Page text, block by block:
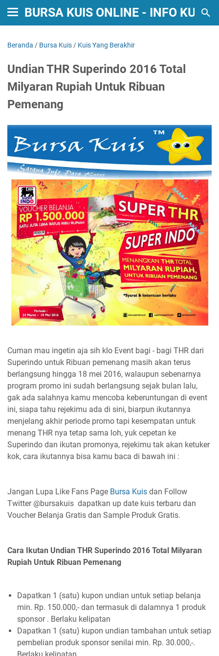
BURSA KUIS ONLINE - INFO KUIS
Beranda / Bursa Kuis / Kuis Yang Berakhir
Undian THR Superindo 2016 Total
Milyaran Rupiah Untuk Ribuan
Pemenang
Cuman mau ingetin aja sih klo Event bagi - bagi THR dari
Superindo untuk Ribuan pemenang masih akan terus
berlangsung hingga 18 mei 2016, walaupun sebenarnya
program promo ini sudah berlangsung sejak bulan lalu,
gak ada salahnya kamu mencoba keberuntungan di event
ini, siapa tahu rejekimu ada di sini, biarpun ikutannya
menjelang akhir periode promo tapi kesempatan untuk
menang THR nya tetap sama loh, yuk cepetan ke
Superindo dan ikutan promonya, rejekimu tak akan ketuker
kok, cara ikutannya bisa kamu baca di bawah ini :
Jangan Lupa Like Fans Page Bursa Kuis dan Follow
Twitter @bursakuis dapatkan up date kuis terbaru dan
Voucher Belanja Gratis dan Sample Produk Gratis.
Cara Ikutan Undian THR Superindo 2016 Total Milyaran
Rupiah Untuk Ribuan Pemenang
Dapatkan 1 (satu) kupon undian untuk setiap belanja
min. Rp. 150.000,- dan termasuk di dalamnya 1 produk
sponsor . Berlaku kelipatan
Dapatkan 1 (satu) kupon undian tambahan untuk setiap
pembelian produk sponsor senilai min. Rp. 30.000,-.